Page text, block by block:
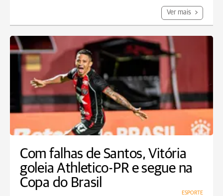
Ver mais
Com falhas de Santos, Vitória
goleia Athletico-PR e segue na
Copa do Brasil
ESPORTE